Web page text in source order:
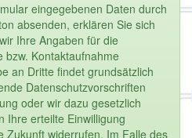
eingegebenen Daten durch
absenden, erklären Sie sich
Ihre Angaben für die
bzw. Kontaktaufnahme
an Dritte findet grundsätzlich
Datenschutzvorschriften
oder wir dazu gesetzlich
Ihre erteilte Einwilligung
Zukunft widerrufen. Im Falle des